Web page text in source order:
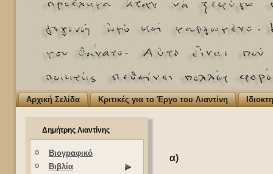
Αρχική Σελίδα Κριτικές για το Έργο του Λιαντίνη
Δημήτρης Λιαντίνης
Βιογραφικό
Βιβλία
α)